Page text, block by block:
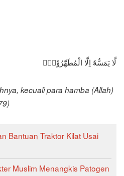
لَّا يَمَسُّهٗٓ اِلَّا الْمُطَهَّرُوْنَۙ
kecuali para hamba (Allah)
Bantuan Traktor Kilat Usai
Muslim Menangkis Patogen